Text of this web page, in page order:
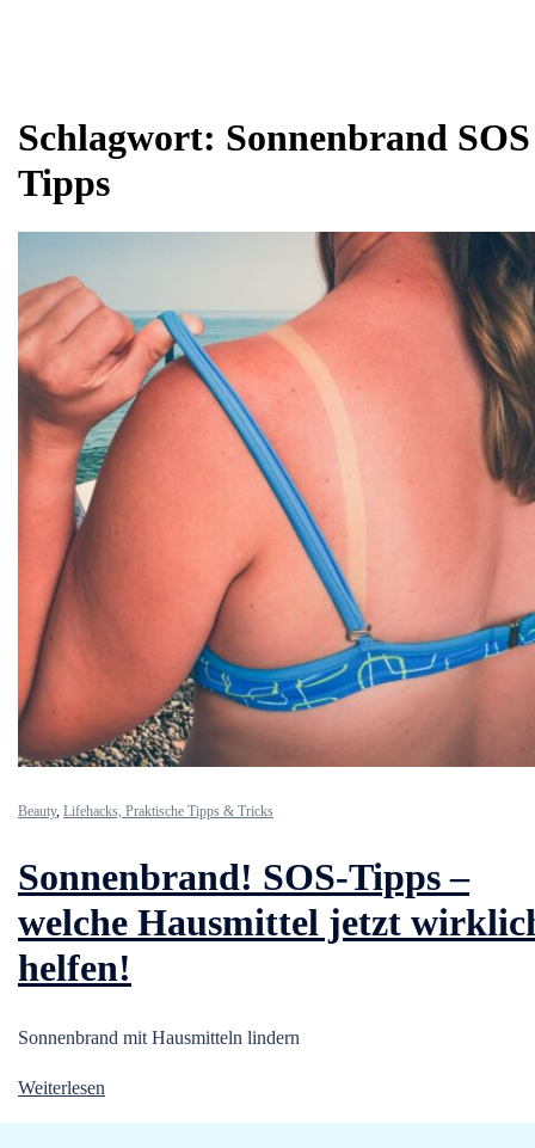
Schlagwort: Sonnenbrand SOS
Tipps
Beauty, Lifehacks, Praktische Tipps & Tricks
Sonnenbrand! SOS-Tipps –
welche Hausmittel jetzt
helfen!
Sonnenbrand mit Hausmitteln lindern
Weiterlesen